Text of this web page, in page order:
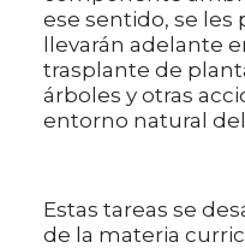
ese sentido, se les
llevarán adelante
trasplante de
árboles y otras
entorno natural
Estas tareas se
de la materia